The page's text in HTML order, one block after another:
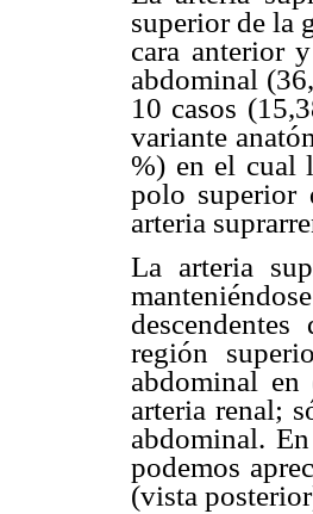
superior de la
cara anterior
abdominal
10 casos
variante
%) en el cual
polo superior
arteria
La arteria
región
abdominal
arteria renal;
abdominal.
podemos
(vista